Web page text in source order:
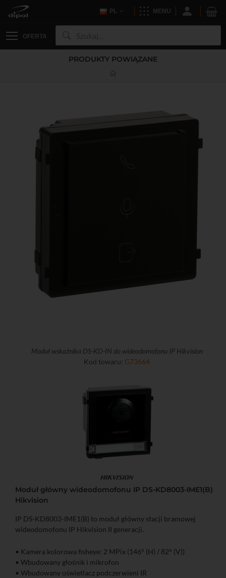
PL MENU
OFERTA
PRODUKTY POWIĄZANE
Moduł wskaźnika DS-KD-IN do wideodomofonu IP Hikvision
Kod towaru: G73664
Moduł główny wideodomofonu IP DS-KD8003-IME1(B)
Hikvision
IP DS-KD8003-IME1(B) to moduł główny stacji bramowej
wideodomofonu IP Hikvision II generacji.
• Kamera kolorowa fisheye: 2 MPix (146° (H) / 82° (V))
• Wbudowany głośnik i mikrofon
• Wbudowany oświetlacz podczerwieni IR